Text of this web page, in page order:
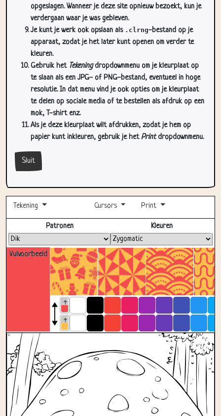
opgeslagen. Wanneer je deze site opnieuw bezoekt, kun je
verdergaan waar je was gebleven.
Je kunt je werk ook opslaan als .clrng-bestand op je
apparaat, zodat je het later kunt openen om verder te
kleuren.
Gebruik het Tekeningdropdownmenu om je kleurplaat op
te slaan als een JPG- of PNG-bestand, eventueel in hoge
resolutie. In dat menu vind je ook opties om je kleurplaat
te delen op sociale media of te bestellen als afdruk op een
mok, T-shirt enz.
Als je deze kleurplaat wilt afdrukken, zodat je hem op
papier kunt inkleuren, gebruik je hetPrintdropdownmenu.
Sluit
Tekening Cursors Print
Volledig scherm
Vulvoorbeeld
Patronen Kleuren